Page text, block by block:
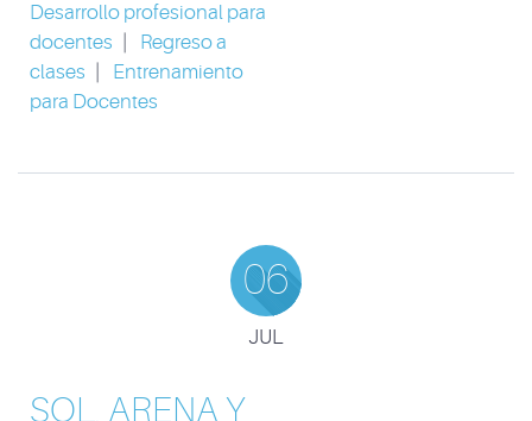
Desarrollo profesional para
docentes
Regreso a
clases
Entrenamiento
para Docentes
06
JUL
SOL, ARENA Y